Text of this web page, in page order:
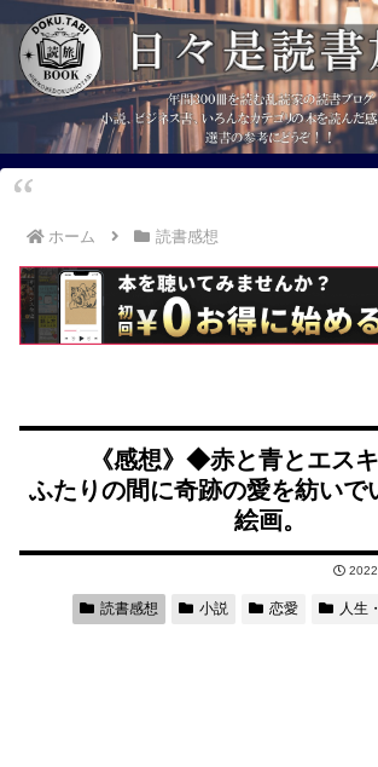
ホーム 読書感想
《感想》◆赤と青とエス
ふたりの間に奇跡の愛を紡いで
絵画。
読書感想 小説 恋愛 人生